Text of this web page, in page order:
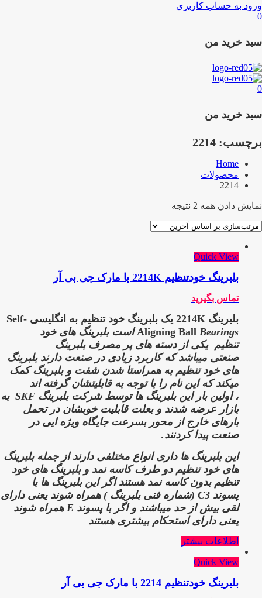
ورود به حساب کاربری
0
سبد خرید من
0
سبد خرید من
برچسب: 2214
Home
محصولات
2214
نمایش دادن همه 2 نتیجه
Quick View
بلبرینگ خودتنظیم 2214K با مارک جی بی آر
تماس بگیرید
بلبرینگ 2214K یک بلبرینگ خود تنظیم به انگلیسی Self-
Aligning BallBearings است بلبرینگ های خود
تنظیم یکی از دسته های پر مصرف بلبرینگ
صنعتی میباشد که کاربرد زیادی در صنعت دارندبلبرینگ
های خود تنظیم به همراستا شدن شفت و بلبرینگ کمک
میکند که این نام را با توجه به قابلیتشان گرفته اند
،اولین بار این بلبرینگ ها توسط شرکت بلبرینگ SKF
به
بازار عرضه شدند و بعلت قابلیت خوبشان در تحمل
بارهای خارج از محور بسرعت جایگاه ویژه ایی در
صنعت پیدا کردنند.
این بلبرینگ ها داری انواع مختلفی دارند از جمله بلبرینگ
های خود تنظیم دو طرف کاسه نمد و بلبرینگ های خود
تنظیم بدون کاسه نمد هستند اگر این بلبرینگ ها با
پسوند C3 (شماره فنی بلبرینگ )
همراه شوند یعنی دارای
لقی بیش از حد میباشند و اگر با پسوند E همراه شوند
یعنی دارای استحکام بیشتری هستند
اطلاعات بیشتر
Quick View
بلبرینگ خودتنظیم 2214 با مارک جی بی آر